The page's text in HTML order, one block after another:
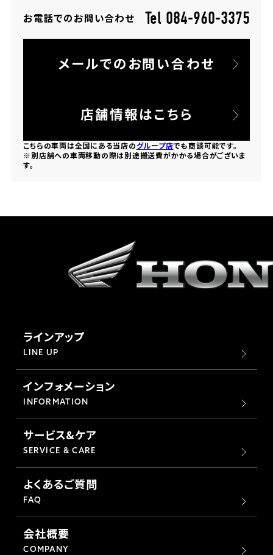
お電話でのお問い合わせ Tel 084-960-3375
メールでのお問い合わせ
店舗情報はこちら
こちらの車両は全国にある当店のグループ店でも商談可能です。
※別店舗への車両移動の際は別途搬送費がかかる場合がございま
す。
ラインアップ
LINE UP
インフォメーション
INFORMATION
サービス&ケア
SERVICE & CARE
よくあるご質問
FAQ
会社概要
COMPANY
ホンダドリーム 所沢
ホンダドリーム 大宮
ホンダドリーム 水戸北